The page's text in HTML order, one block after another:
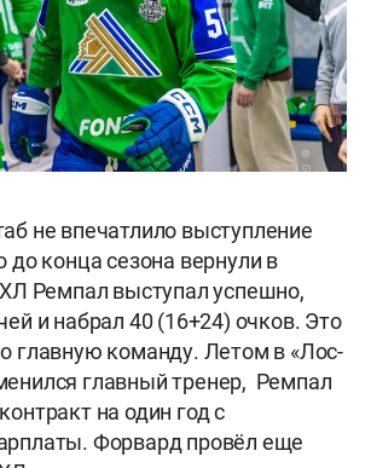
не впечатлило выступление
до конца сезона вернули в
Ремпал выступал успешно,
и набрал 40 (16+24) очков. Это
главную команду. Летом в «Лос-
главный тренер, Ремпал
на один год с
Форвард провёл еще